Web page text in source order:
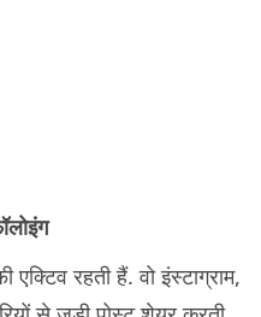
एक्टिव रहती हैं. वो इंस्टाग्राम,